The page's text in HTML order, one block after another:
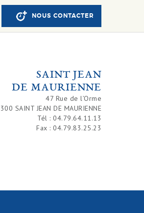
NOUS CONTACTER
SAINT JEAN
DE MAURIENNE
47 Rue de l’Orme
SAINT JEAN DE MAURIENNE
Tél : 04.79.64.11.13
Fax : 04.79.83.25.23